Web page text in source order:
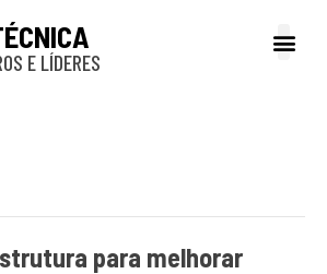
E LÍDERES
para melhorar